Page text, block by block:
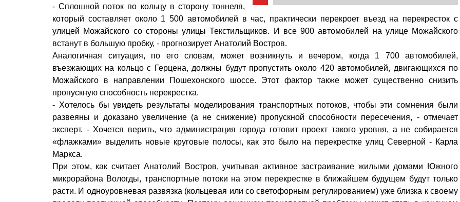
- Сплошной поток по кольцу в сторону тоннеля,
который составляет около 1 500 автомобилей в час, практически перекроет въезд на перекресток с
улицей Можайского со стороны улицы Текстильщиков. И все 900 автомобилей на улице Можайского
встанут в большую пробку, - прогнозирует Анатолий Востров.
Аналогичная ситуация, по его словам, может возникнуть и вечером, когда 1 700 автомобилей,
въезжающих на кольцо с Герцена, должны будут пропустить около 420 автомобилей, двигающихся по
Можайского в направлении Пошехонского шоссе. Этот фактор также может существенно снизить
пропускную способность перекрестка.
- Хотелось бы увидеть результаты моделирования транспортных потоков, чтобы эти сомнения были
развеяны и доказано увеличение (а не снижение) пропускной способности пересечения, - отмечает
эксперт. - Хочется верить, что администрация города готовит проект такого уровня, а не собирается
«флажками» выделить новые круговые полосы, как это было на перекрестке улиц Северной - Карла
Маркса.
При этом, как считает Анатолий Востров, учитывая активное застраивание жилыми домами Южного
микрорайона Вологды, транспортные потоки на этом перекрестке в ближайшем будущем будут только
расти. И одноуровневая развязка (кольцевая или со светофорным регулированием) уже близка к своему